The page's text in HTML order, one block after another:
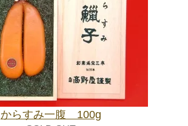
からすみ一腹 100g